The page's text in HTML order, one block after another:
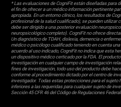
* Las evaluaciones de CogniFit están diseñadas para
el fin de ofrecer a un médico información pertinente
apropiada. En un entorno clínico, los resultados de
profesional de la salud cualificado), se pueden utilizar
debe ser dirigido a una posterior evaluación
neuropsicológico completo). CogniFit no ofrece
Un diagnóstico de TDAH, dislexia, demencia o
médico o psicólogo cualificado teniendo en cuenta
acuerdo al uso indicado, CogniFit no indica que esta
un dispositivo médico certicado por la FDA. El
investigación en cualquier campo de investigación
fines de investigación, todo uso del producto debe
conforme al procedimiento dictado por el centro de
investigador. Todas estas protecciones para el sujeto
inferiores a las requeridas para cualquier sujeto de
Sección 45 CFR 46 del Código de Regulaciones